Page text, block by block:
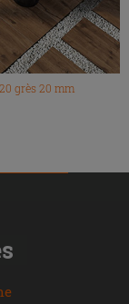
grès 20 mm